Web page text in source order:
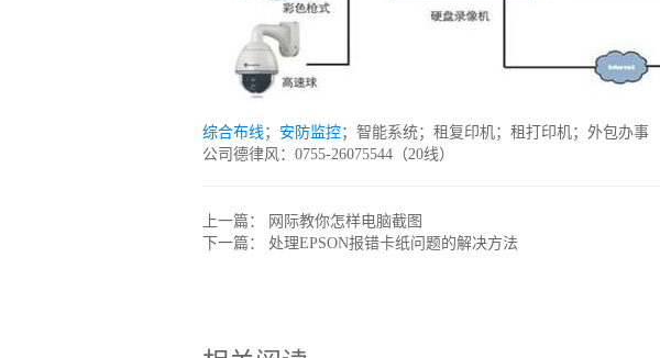
综合布线； 安防监控；智能系统；租复印机；租打印机；外包办事
公司德律风：0755-26075544（20线）
上一篇：
网际教你怎样电脑截图
下一篇： 处理EPSON报错卡纸问题的解决方法